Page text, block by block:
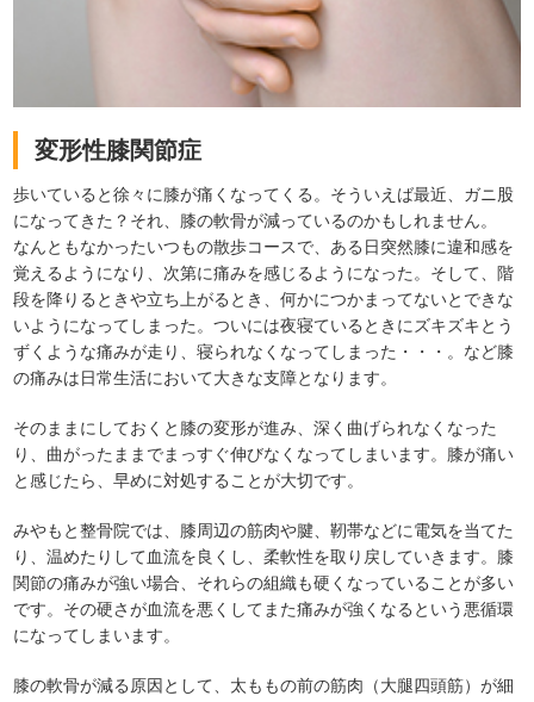
変形性膝関節症
歩いていると徐々に膝が痛くなってくる。そういえば最近、ガニ股
になってきた？それ、膝の軟骨が減っているのかもしれません。
なんともなかったいつもの散歩コースで、ある日突然膝に違和感を
覚えるようになり、次第に痛みを感じるようになった。そして、階
段を降りるときや立ち上がるとき、何かにつかまってないとできな
いようになってしまった。ついには夜寝ているときにズキズキとう
ずくような痛みが走り、寝られなくなってしまった・・・。など膝
の痛みは日常生活において大きな支障となります。
そのままにしておくと膝の変形が進み、深く曲げられなくなった
り、曲がったままでまっすぐ伸びなくなってしまいます。膝が痛い
と感じたら、早めに対処することが大切です。
みやもと整骨院では、膝周辺の筋肉や腱、靭帯などに電気を当てた
り、温めたりして血流を良くし、柔軟性を取り戻していきます。膝
関節の痛みが強い場合、それらの組織も硬くなっていることが多い
です。その硬さが血流を悪くしてまた痛みが強くなるという悪循環
になってしまいます。
膝の軟骨が減る原因として、太ももの前の筋肉（大腿四頭筋）が細